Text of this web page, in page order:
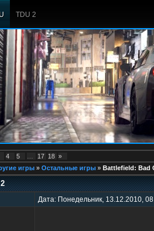
TDU 2
4 5 17 18 »
игры » Остальные игры » Battlefield: Bad
Дата: Понедельник, 13.12.2010,